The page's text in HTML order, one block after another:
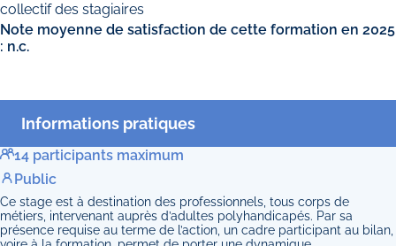
collectif des stagiaires
Note moyenne de satisfaction de cette formation en 2025
: n.c.
Informations pratiques
14 participants maximum
Public
Ce stage est à destination des professionnels, tous corps de
métiers, intervenant auprès d’adultes polyhandicapés. Par sa
présence requise au terme de l’action, un cadre participant au bilan,